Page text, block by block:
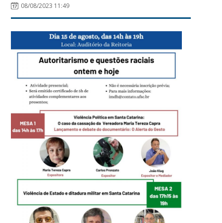
08/08/2023 11:49